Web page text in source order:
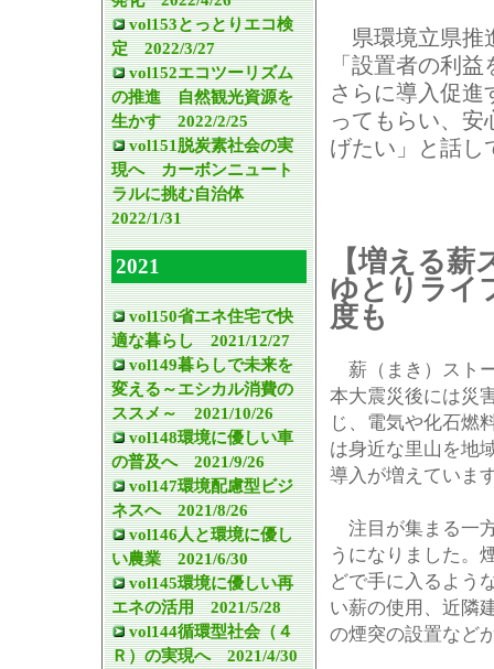
vol153とっとりエコ検
定 2022/3/27
vol152エコツーリズム
の推進 自然観光資源を
生かす 2022/2/25
vol151脱炭素社会の実
現へ カーボンニュート
ラルに挑む自治体
2022/1/31
2021
vol150省エネ住宅で快
適な暮らし 2021/12/27
vol149暮らしで未来を
変える～エシカル消費の
ススメ～ 2021/10/26
vol148環境に優しい車
の普及へ 2021/9/26
vol147環境配慮型ビジ
ネスへ 2021/8/26
vol146人と環境に優し
い農業 2021/6/30
vol145環境に優しい再
エネの活用 2021/5/28
vol144循環型社会（４
Ｒ）の実現へ 2021/4/30
県環境立県推
「設置者の利
さらに導入促進
ってもらい、安
げたい」と話し
【増える
ゆとりライ
度も
薪（まき）スト
本大震災後には災
じ、電気や化石燃
は身近な里山を地
導入が増えていま
注目が集まる一
うになりました。
どで手に入るよう
い薪の使用、近隣
の煙突の設置など